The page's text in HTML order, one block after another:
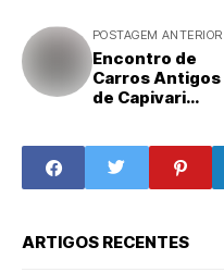
POSTAGEM ANTERIOR
Encontro de
Carros Antigos
de Capivari
a meta de ser o
maior da história
de Capivari
ARTIGOS RECENTES